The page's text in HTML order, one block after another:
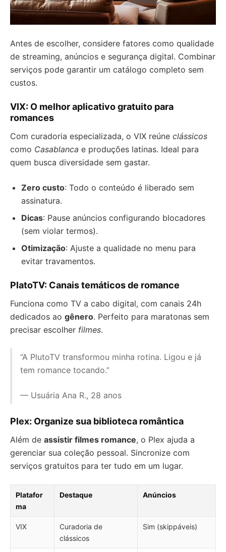
Antes de escolher, considere fatores como qualidade
de streaming, anúncios e segurança digital. Combinar
serviços pode garantir um catálogo completo sem
custos.
VIX: O melhor aplicativo gratuito para
romances
Com curadoria especializada, o VIX reúne clássicos
como Casablanca e produções latinas. Ideal para
quem busca diversidade sem gastar.
Zero custo: Todo o conteúdo é liberado sem
assinatura.
Dicas: Pause anúncios configurando blocadores
(sem violar termos).
Otimização: Ajuste a qualidade no menu para
evitar travamentos.
PlatoTV: Canais temáticos de romance
Funciona como TV a cabo digital, com canais 24h
dedicados ao gênero. Perfeito para maratonas sem
precisar escolher filmes.
“A PlutoTV transformou minha rotina. Ligou e já
tem romance tocando.”
— Usuária Ana R., 28 anos
Plex: Organize sua biblioteca romântica
Além de assistir filmes romance, o Plex ajuda a
gerenciar sua coleção pessoal. Sincronize com
serviços gratuitos para ter tudo em um lugar.
Platafor
ma
Destaque Anúncios
VIX
Curadoria de
clássicos
Sim (skippáveis)